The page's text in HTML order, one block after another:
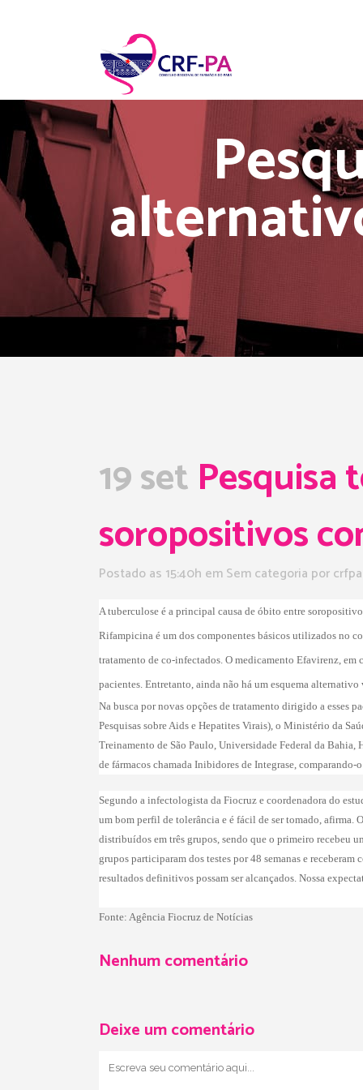
19 set
soropositivos
Postado as 15:40h em Sem categoria porcrfpa
A tuberculose é a principal causa de óbito entre
Rifampicina é um dos componentes básicos utilizados no
tratamento de co-infectados. O medicamento Efavirenz,
pacientes. Entretanto, ainda não há um esquema
Na busca por novas opções de tratamento dirigido a esses
Pesquisas sobre Aids e Hepatites Virais), o Ministério da
Treinamento de São Paulo, Universidade Federal da
de fármacos chamada Inibidores de Integrase,
Segundo a infectologista da Fiocruz e coordenadora do
um bom perfil de tolerância e é fácil de ser tomado,
distribuídos em três grupos, sendo que o primeiro recebeu
grupos participaram dos testes por 48 semanas e
resultados definitivos possam ser alcançados. Nossa
Fonte: Agência Fiocruz de Notícias
Nenhum comentário
Deixe um comentário